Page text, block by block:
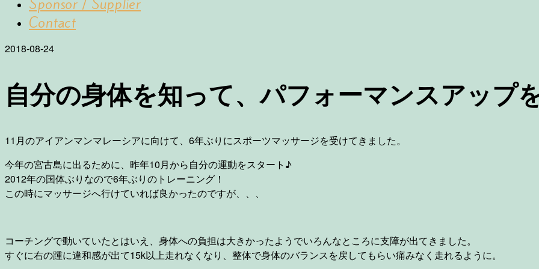
Contact
2018-08-24
自分の身体を知って、パフォーマンスアップ
11月のアイアンマンマレーシアに向けて、6年ぶりにスポーツマッサージを受けてきました。
今年の宮古島に出るために、昨年10月から自分の運動をスタート♪
2012年の国体ぶりなので6年ぶりのトレーニング！
この時にマッサージへ行けていれば良かったのですが、、、
コーチングで動いていたとはいえ、身体への負担は大きかったようでいろんなところに支障が出てきました。
すぐに右の踵に違和感が出て15k以上走れなくなり、整体で身体のバランスを戻してもらい痛みなく走れるように。